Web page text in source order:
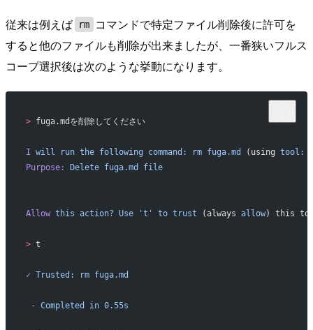
従来は例えば rm
コマンドで特定ファイル削除後に許可を
すると他のファイルも削除が出来ましたが、一番狭いフルス
コープ選択後は次のような挙動になります。
> fuga.mdを削除してください
I will run the following command: rm fuga.md (using tool:
Purpose:
Delete fuga.md file
Allow this action? Use 't' to trust (always allow) this
> t
✓ Trusted: rm fuga.md
- Completed in 0.55s